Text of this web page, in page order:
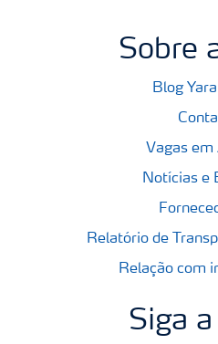
Sobre
Blog
Vagas em
Notícias e
Relatório de
Relação com
Siga a